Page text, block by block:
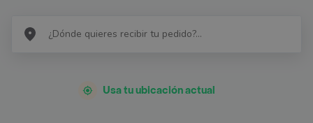
Usa tu ubicación actual